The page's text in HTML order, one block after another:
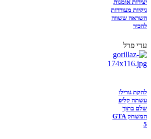
יצירות אומנות
גיקיות מעוררות
השראה ששווה
להכיר
עדי פרל
להקת גורילז
עשתה קליפ
שלם בתוך
המשחק GTA
5